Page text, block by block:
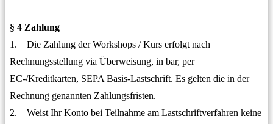
§ 4 Zahlung
1. Die Zahlung der Workshops / Kurs erfolgt nach
Rechnungsstellung via Überweisung, in bar, per
EC-/Kreditkarten, SEPA Basis-Lastschrift. Es gelten die in der
Rechnung genannten Zahlungsfristen.
2. Weist Ihr Konto bei Teilnahme am Lastschriftverfahren keine